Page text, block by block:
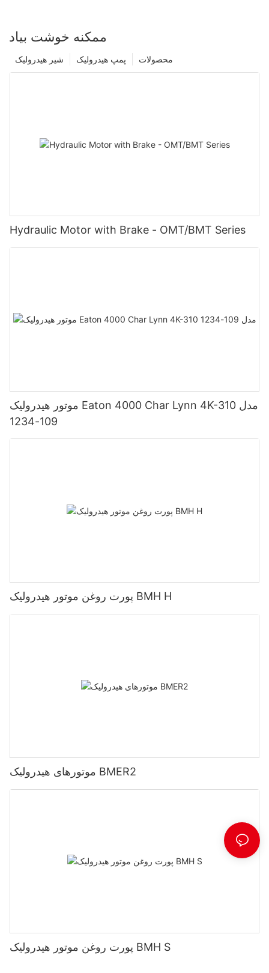
ممکنه خوشت بیاد
محصولات پمپ هیدرولیک شیر هیدرولیک
Hydraulic Motor with Brake - OMT/BMT Series
موتور هیدرولیک Eaton 4000 Char Lynn 4K-310 مدل
109-1234
پورت روغن موتور هیدرولیک BMH H
موتورهای هیدرولیک BMER2
پورت روغن موتور هیدرولیک BMH S